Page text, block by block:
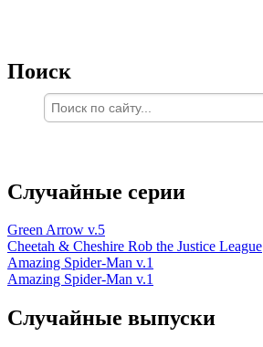
Поиск
Случайные серии
Green Arrow v.5
Cheetah & Cheshire Rob the Justice League
Amazing Spider-Man v.1
Amazing Spider-Man v.1
Случайные выпуски